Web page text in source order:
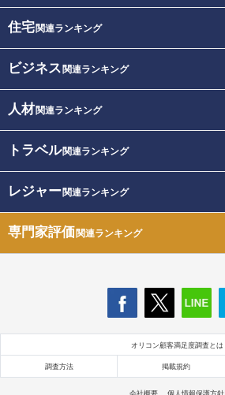
住宅関連ランキング
ビジネス 関連ランキング
人材関連ランキング
トラベル関連ランキング
レジャー関連ランキング
専門家評価関連ランキング
オリコン顧客満足度調査とは
調査方法 掲載規約
会社概要 個人情報保護方針